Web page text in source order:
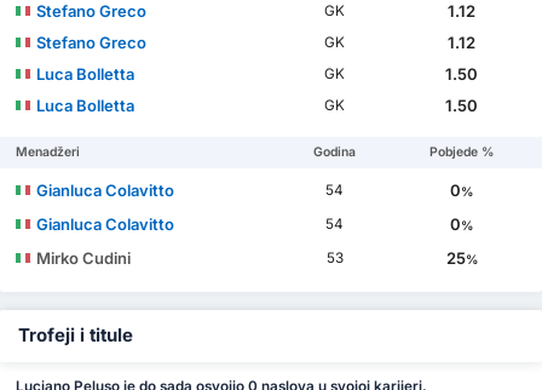
Stefano Greco GK
1.12
Stefano Greco
GK
1.12
Luca Bolletta
GK
1.50
Luca Bolletta
GK 1.50
Menadžeri Godina Pobjede %
Gianluca Colavitto 54 0%
Gianluca Colavitto 54 0%
Mirko Cudini 53 25%
Trofeji i titule
Luciano Peluso je do sada osvojio 0 naslova u svojoj karijeri.